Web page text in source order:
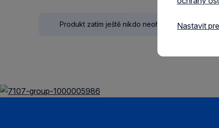
Produkt zatím ještě nikdo neohodnotil.Nastavit